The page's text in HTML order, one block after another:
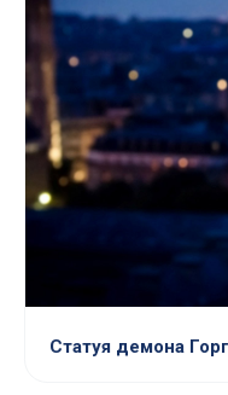
Статуя демона